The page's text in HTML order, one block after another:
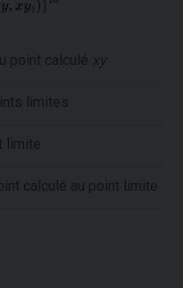
point calculé xy
limites
limite
calculé au point limite